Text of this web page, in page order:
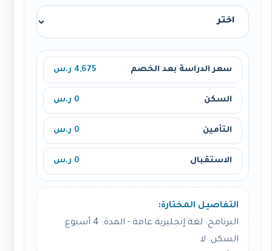
سعر الدراسة بعد الخصم 4,675 ر.س
السكن 0 ر.س
التأمين 0 ر.س
الاستقبال 0 ر.س
التفاصيل المختارة:
البرنامج: لغة إنجليزية عامة - المدة: 4 أسبوع
السكن: لا